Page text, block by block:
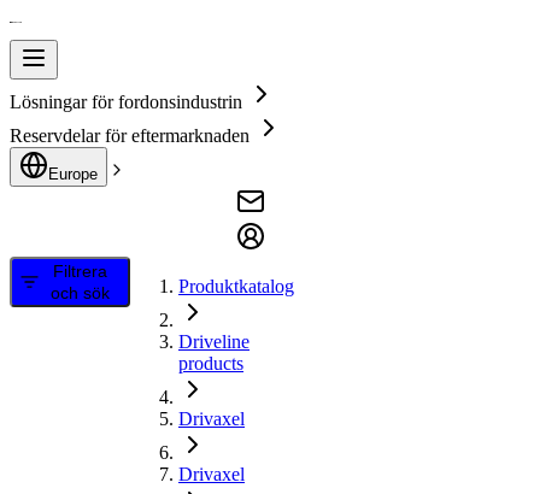
Lösningar för fordonsindustrin
Reservdelar för eftermarknaden
Europe
Filtrera
och sök
Produktkatalog
Driveline
products
Drivaxel
Drivaxel